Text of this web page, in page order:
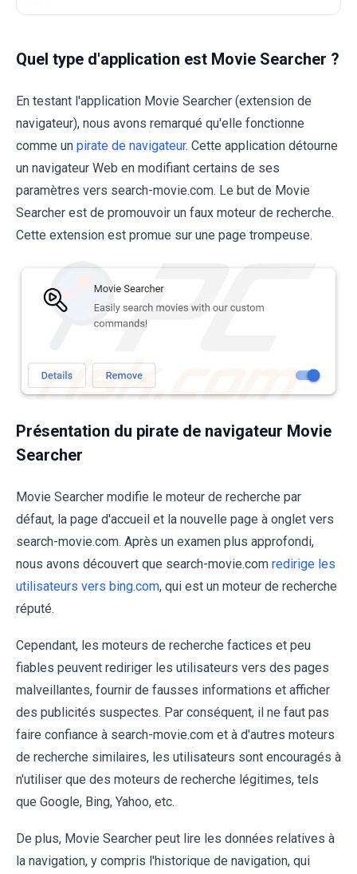
Quel type d'application est Movie Searcher ?
En testant l'application Movie Searcher (extension de
navigateur), nous avons remarqué qu'elle fonctionne
comme un pirate de navigateur. Cette application détourne
un navigateur Web en modifiant certains de ses
paramètres vers search-movie.com. Le but de Movie
Searcher est de promouvoir un faux moteur de recherche.
Cette extension est promue sur une page trompeuse.
Présentation du pirate de navigateur Movie
Searcher
Movie Searcher modifie le moteur de recherche par
défaut, la page d'accueil et la nouvelle page à onglet vers
search-movie.com. Après un examen plus approfondi,
nous avons découvert que search-movie.com redirige les
utilisateurs vers bing.com, qui est un moteur de recherche
réputé.
Cependant, les moteurs de recherche factices et peu
fiables peuvent rediriger les utilisateurs vers des pages
malveillantes, fournir de fausses informations et afficher
des publicités suspectes. Par conséquent, il ne faut pas
faire confiance à search-movie.com et à d'autres moteurs
de recherche similaires, les utilisateurs sont encouragés à
n'utiliser que des moteurs de recherche légitimes, tels
que Google, Bing, Yahoo, etc.
De plus, Movie Searcher peut lire les données relatives à
la navigation, y compris l'historique de navigation, qui